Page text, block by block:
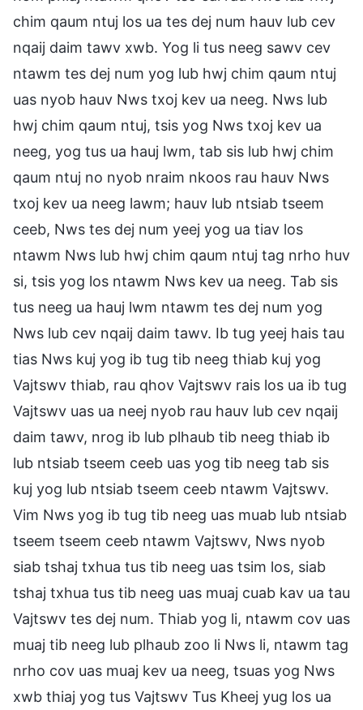
chim qaum ntuj los ua tes dej num hauv lub cev
nqaij daim tawv xwb. Yog li tus neeg sawv cev
ntawm tes dej num yog lub hwj chim qaum ntuj
uas nyob hauv Nws txoj kev ua neeg. Nws lub
hwj chim qaum ntuj, tsis yog Nws txoj kev ua
neeg, yog tus ua hauj lwm, tab sis lub hwj chim
qaum ntuj no nyob nraim nkoos rau hauv Nws
txoj kev ua neeg lawm; hauv lub ntsiab tseem
ceeb, Nws tes dej num yeej yog ua tiav los
ntawm Nws lub hwj chim qaum ntuj tag nrho huv
si, tsis yog los ntawm Nws kev ua neeg. Tab sis
tus neeg ua hauj lwm ntawm tes dej num yog
Nws lub cev nqaij daim tawv. Ib tug yeej hais tau
tias Nws kuj yog ib tug tib neeg thiab kuj yog
Vajtswv thiab, rau qhov Vajtswv rais los ua ib tug
Vajtswv uas ua neej nyob rau hauv lub cev nqaij
daim tawv, nrog ib lub plhaub tib neeg thiab ib
lub ntsiab tseem ceeb uas yog tib neeg tab sis
kuj yog lub ntsiab tseem ceeb ntawm Vajtswv.
Vim Nws yog ib tug tib neeg uas muab lub ntsiab
tseem tseem ceeb ntawm Vajtswv, Nws nyob
siab tshaj txhua tus tib neeg uas tsim los, siab
tshaj txhua tus tib neeg uas muaj cuab kav ua tau
Vajtswv tes dej num. Thiab yog li, ntawm cov uas
muaj tib neeg lub plhaub zoo li Nws li, ntawm tag
nrho cov uas muaj kev ua neeg, tsuas yog Nws
xwb thiaj yog tus Vajtswv Tus Kheej yug los ua